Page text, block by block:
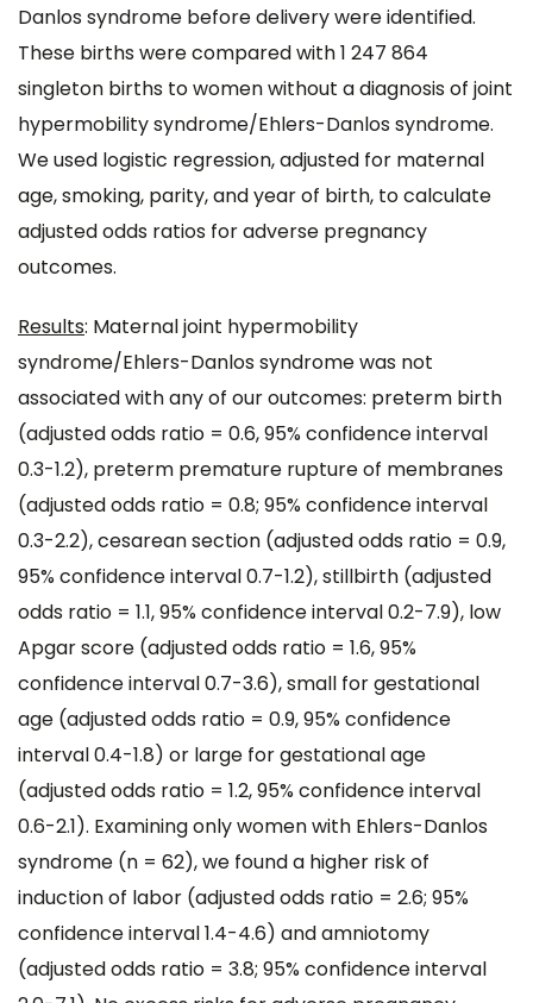
Danlos syndrome before delivery were identified.
These births were compared with 1 247 864
singleton births to women without a diagnosis of joint
hypermobility syndrome/Ehlers-Danlos syndrome.
We used logistic regression, adjusted for maternal
age, smoking, parity, and year of birth, to calculate
adjusted odds ratios for adverse pregnancy
outcomes.
Results: Maternal joint hypermobility
syndrome/Ehlers-Danlos syndrome was not
associated with any of our outcomes: preterm birth
(adjusted odds ratio = 0.6, 95% confidence interval
0.3-1.2), preterm premature rupture of membranes
(adjusted odds ratio = 0.8; 95% confidence interval
0.3-2.2), cesarean section (adjusted odds ratio = 0.9,
95% confidence interval 0.7-1.2), stillbirth (adjusted
odds ratio = 1.1, 95% confidence interval 0.2-7.9), low
Apgar score (adjusted odds ratio = 1.6, 95%
confidence interval 0.7-3.6), small for gestational
age (adjusted odds ratio = 0.9, 95% confidence
interval 0.4-1.8) or large for gestational age
(adjusted odds ratio = 1.2, 95% confidence interval
0.6-2.1). Examining only women with Ehlers-Danlos
syndrome (n = 62), we found a higher risk of
induction of labor (adjusted odds ratio = 2.6; 95%
confidence interval 1.4-4.6) and amniotomy
(adjusted odds ratio = 3.8; 95% confidence interval